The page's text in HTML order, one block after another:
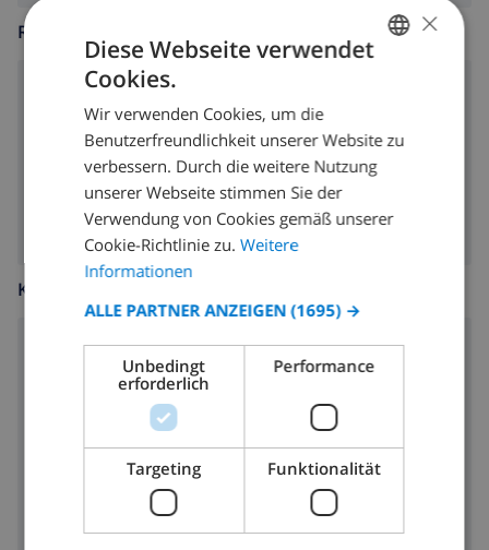
RUND UMS HAUS
Parkplatz
Garten
KÜCHE
Herd mit 4 Kochplatten
Geschirrspülmaschine
DUTCH
SPANISH
GERMAN
ITALIAN
NORWEGIAN
×
Diese Webseite verwendet
Cookies.
Wir verwenden Cookies, um die
Benutzerfreundlichkeit unserer Website zu
verbessern. Durch die weitere Nutzung
unserer Webseite stimmen Sie der
Verwendung von Cookies gemäß unserer
Cookie-Richtlinie zu. Weitere
Informationen
ALLE PARTNER ANZEIGEN (1695) →
Unbedingt
erforderlich
Performance
Targeting Funktionalität